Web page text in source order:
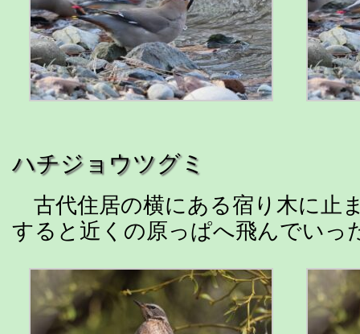
ハチジョウツグミ
古代住居の横にある宿り木に止
すると近くの原っぱへ飛んでいっ